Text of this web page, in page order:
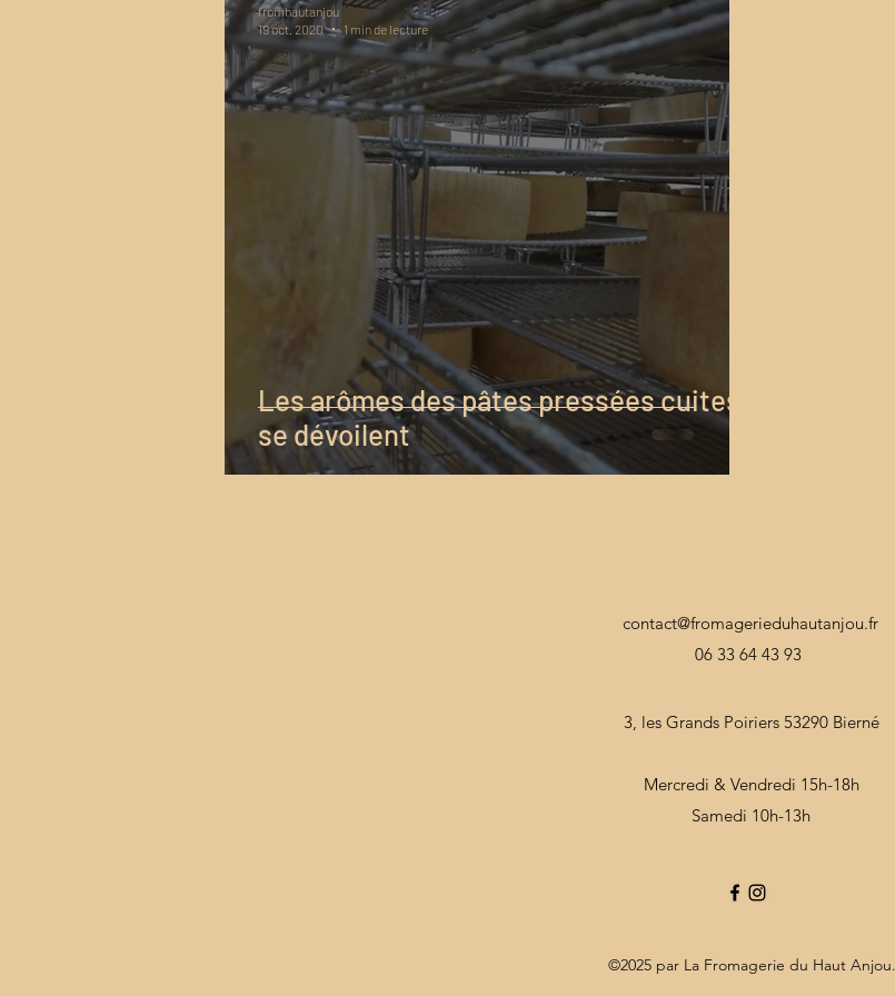
Les arômes des pâtes pressées cuites
se dévoilent
fromhautanjou
19 oct. 2020
1 min de lecture
contact@fromagerieduhautanjou.fr
06 33 64 43 93
3, les Grands Poiriers 53290 Bierné
Mercredi & Vendredi 15h-18h
Samedi 10h-13h
©2025 par La Fromagerie du Haut Anjou.